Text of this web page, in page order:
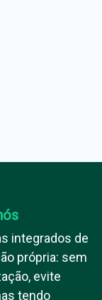
integrados de
própria: sem
evite
tendo